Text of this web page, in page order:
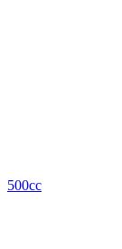
500cc